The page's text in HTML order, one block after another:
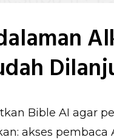
Bible AI agar
akses pembaca